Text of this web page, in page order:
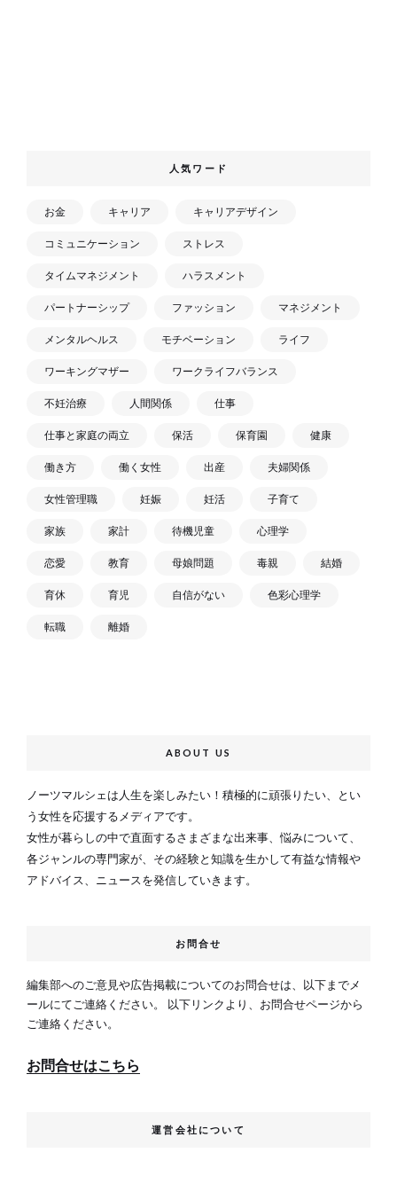
人気ワード
お金 キャリア キャリアデザイン
コミュニケーション ストレス
タイムマネジメント ハラスメント
パートナーシップ ファッション マネジメント
メンタルヘルス モチベーション ライフ
ワーキングマザー ワークライフバランス
不妊治療 人間関係 仕事
仕事と家庭の両立 保活 保育園 健康
働き方 働く女性 出産 夫婦関係
女性管理職 妊娠 妊活 子育て
家族 家計 待機児童 心理学
恋愛 教育 母娘問題 毒親 結婚
育休 育児 自信がない 色彩心理学
転職 離婚
ABOUT US
ノーツマルシェは人生を楽しみたい！積極的に頑張りたい、とい
う女性を応援するメディアです。
女性が暮らしの中で直面するさまざまな出来事、悩みについて、
各ジャンルの専門家が、その経験と知識を生かして有益な情報や
アドバイス、ニュースを発信していきます。
お問合せ
編集部へのご意見や広告掲載についてのお問合せは、以下までメ
ールにてご連絡ください。 以下リンクより、お問合せページから
ご連絡ください。
お問合せはこちら
運営会社について